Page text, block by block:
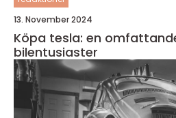
13. November 2024
Köpa tesla: en
bilentusiaster